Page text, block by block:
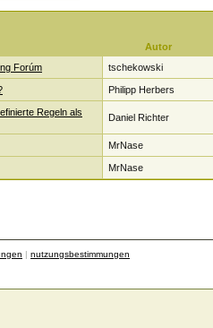
Autor
Forúm
tschekowski
Philipp Herbers
Regeln als
Daniel Richter
MrNase
MrNase
| nutzungsbestimmungen